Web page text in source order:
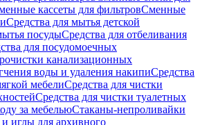
кассеты для фильтровСменные
Средства для мытья детской
посудыСредства для отбеливания
для посудомоечных
канализационных
воды и удаления накипиСредства
мебелиСредства для чистки
Средства для чистки туалетных
за мебельюСтаканы-непроливайки
иглы для архивного